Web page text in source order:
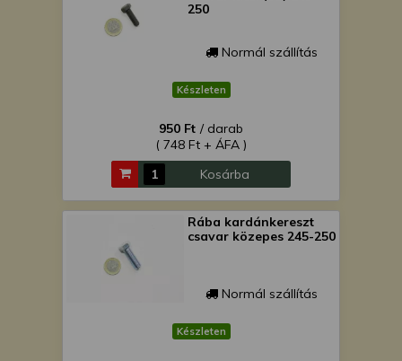
250
Normál szállítás
Készleten
950 Ft / darab
( 748 Ft + ÁFA )
Kosárba
Rába kardánkereszt
csavar közepes 245-250
Normál szállítás
Készleten